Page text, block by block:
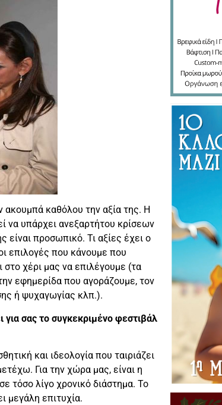
ακουμπά καθόλου την αξία της. Η
να υπάρχει ανεξαρτήτου κρίσεων
προσωπικό. Τι αξίες έχει ο
επιλογές που κάνουμε που
χέρι μας να επιλέγουμε (τα
εφημερίδα που αγοράζουμε, τον
ή ψυχαγωγίας κλπ.).
σας το συγκεκριμένο φεστιβάλ
και ιδεολογία που ταιριάζει
Για την χώρα μας, είναι η
τόσο λίγο χρονικό διάστημα. Το
μεγάλη επιτυχία.